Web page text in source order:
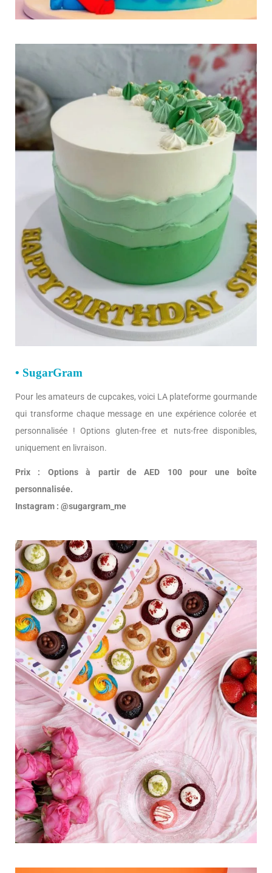
• SugarGram
Pour les amateurs de cupcakes, voici LA plateforme gourmande
qui transforme chaque message en une expérience colorée et
personnalisée ! Options gluten-free et nuts-free disponibles,
uniquement en livraison.
Prix : Options à partir de AED 100 pour une boîte
personnalisée.
Instagram : @sugargram_me